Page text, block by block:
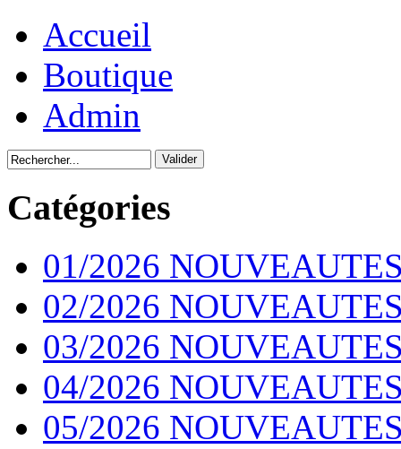
Accueil
Boutique
Admin
Catégories
01/2026
02/2026
03/2026
04/2026
05/2026